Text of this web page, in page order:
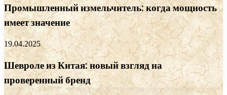
Промышленный измельчитель: когда мощность
имеет значение
19.04.2025
Шевроле из Китая: новый взгляд на
проверенный бренд